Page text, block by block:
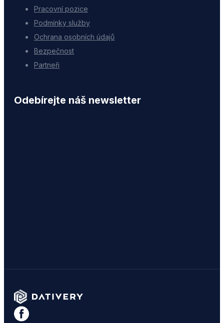
Pracovní pozice
Podmínky služby
Ochrana osobních údajů
Bezpečnost
Partneři
Odebírejte náš newsletter